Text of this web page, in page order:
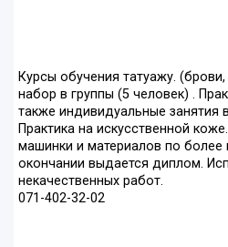
Курсы обучения татуажу.
набор в группы (5 человек) .
также индивидуальные занятия
Практика на искусственной
машинки и материалов по более
окончании выдается диплом.
некачественных работ.
071-402-32-02